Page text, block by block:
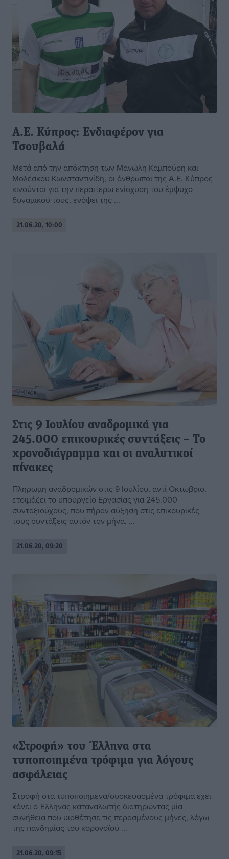
Α.Ε. Κύπρος: Ενδιαφέρον για
Τσουβαλά
Μετά από την απόκτηση των Μανώλη Καμπούρη και
Μολέσκου Κωνσταντινίδη, οι άνθρωποι της Α.Ε. Κύπρος
κινούνται για την περαιτέρω ενίσχυση του έμψυχο
δυναμικού τους, ενόψει της ...
21.06.20, 10:00
Στις 9 Ιουλίου αναδρομικά για
245.000 επικουρικές συντάξεις – Το
χρονοδιάγραμμα και οι αναλυτικοί
πίνακες
Πληρωμή αναδρομικών στις 9 Ιουλίου, αντί Οκτώβριο,
ετοιμάζει το υπουργείο Εργασίας για 245.000
συνταξιούχους, που πήραν αύξηση στις επικουρικές
τους συντάξεις αυτόν τον μήνα. ...
21.06.20, 09:20
«Στροφή» του Έλληνα στα
τυποποιημένα τρόφιμα για λόγους
ασφάλειας
Στροφή στα τυποποιημένα/συσκευασμένα τρόφιμα έχει
κάνει ο Έλληνας καταναλωτής διατηρώντας μία
συνήθεια που υιοθέτησε τις περασμένους μήνες, λόγω
της πανδημίας του κορονοϊού ...
21.06.20, 09:15